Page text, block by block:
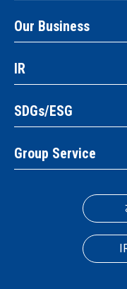
Our Business
IR
SDGs/ESG
Group Service